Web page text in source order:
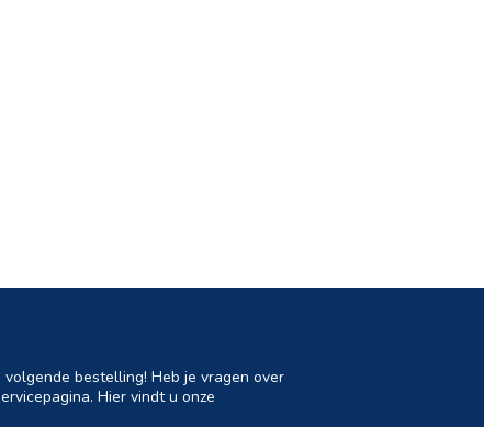
bestelling! Heb je vragen over
Hier vindt u onze